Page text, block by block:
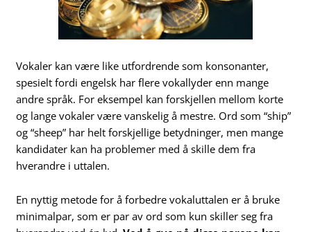
Vokaler kan være like utfordrende som konsonanter,
spesielt fordi engelsk har flere vokallyder enn mange
andre språk. For eksempel kan forskjellen mellom korte
og lange vokaler være vanskelig å mestre. Ord som “ship”
og “sheep” har helt forskjellige betydninger, men mange
kandidater kan ha problemer med å skille dem fra
hverandre i uttalen.
En nyttig metode for å forbedre vokaluttalen er å bruke
minimalpar, som er par av ord som kun skiller seg fra